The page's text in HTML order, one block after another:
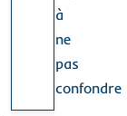
à
ne
pas
confondre